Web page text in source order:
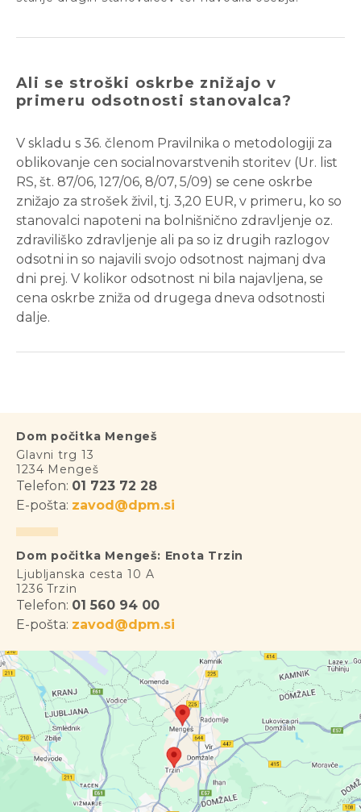
Ali se stroški oskrbe znižajo v
primeru odsotnosti stanovalca?
V skladu s 36. členom Pravilnika o metodologiji za
oblikovanje cen socialnovarstvenih storitev (Ur. list
RS, št. 87/06, 127/06, 8/07, 5/09) se cene oskrbe
znižajo za strošek živil, tj. 3,20 EUR, v primeru, ko so
stanovalci napoteni na bolnišnično zdravljenje oz.
zdraviliško zdravljenje ali pa so iz drugih razlogov
odsotni in so najavili svojo odsotnost najmanj dva
dni prej. V kolikor odsotnost ni bila najavljena, se
cena oskrbe zniža od drugega dneva odsotnosti
dalje.
Dom počitka Mengeš
Glavni trg 13
1234 Mengeš
Telefon: 01 723 72 28
E-pošta: zavod@dpm.si
Dom počitka Mengeš: Enota Trzin
Ljubljanska cesta 10 A
1236 Trzin
Telefon: 01 560 94 00
E-pošta: zavod@dpm.si